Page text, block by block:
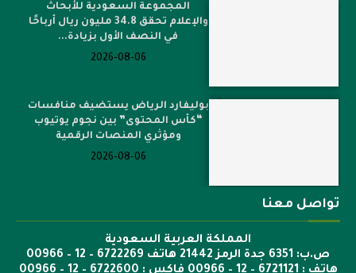
المجموعة السعودية للأبحاث
والإعلام تحقق 34.8 مليون ريال أرباحًا
في النصف الأول بزيادة...
2026-08-06
بوليفارد الرياض يستضيف منافسات
“كأس المحتوى” بين نجوم يوتيوب
ومؤثري المنصات الرقمية
2026-08-06
تواصل معنا
المملكة العربية السعودية
ص.ب: 6351 جدة الرمز 21442 هاتف 6722269 – 12 – 00966